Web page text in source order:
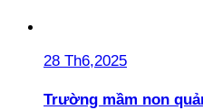
28 Th6,2025
Trường mầm non